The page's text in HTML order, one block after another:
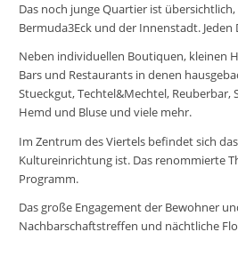
Das noch junge Quartier ist
Bermuda3Eck und der Innenstadt.
Neben individuellen Boutiquen, kleinen
Bars und Restaurants in denen
Stueckgut, Techtel&Mechtel,
Hemd und Bluse und viele mehr.
Im Zentrum des Viertels befindet sich
Kultureinrichtung ist. Das renommierte
Programm.
Das große Engagement der Bewohner
Nachbarschaftstreffen und nächtliche